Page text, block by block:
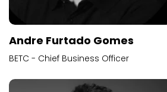
Andre Furtado Gomes
BETC - Chief Business Officer